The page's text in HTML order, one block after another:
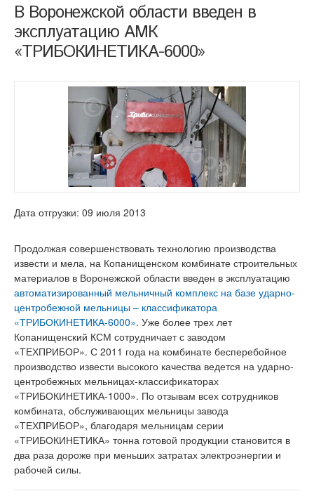
В Воронежской области введен в
эксплуатацию АМК
«ТРИБОКИНЕТИКА-6000»
Дата отгрузки: 09 июля 2013
Продолжая совершенствовать технологию производства
извести и мела, на Копанищенском комбинате строительных
материалов в Воронежской области введен в эксплуатацию
автоматизированный мельничный комплекс на базе ударно-
центробежной мельницы – классификатора
«ТРИБОКИНЕТИКА-6000». Уже более трех лет
Копанищенский КСМ сотрудничает с заводом
«ТЕХПРИБОР». С 2011 года на комбинате бесперебойное
производство извести высокого качества ведется на ударно-
центробежных мельницах-классификаторах
«ТРИБОКИНЕТИКА-1000». По отзывам всех сотрудников
комбината, обслуживающих мельницы завода
«ТЕХПРИБОР», благодаря мельницам серии
«ТРИБОКИНЕТИКА» тонна готовой продукции становится в
два раза дороже при меньших затратах электроэнергии и
рабочей силы.